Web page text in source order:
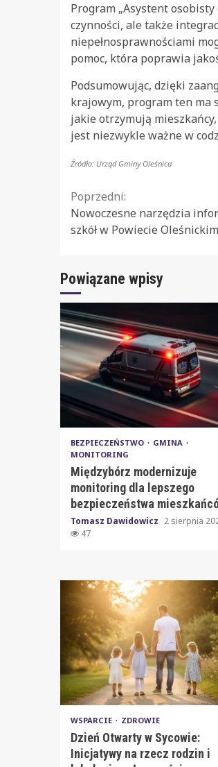
Program „Asystent
czynności, ale także
niepełnosprawnościami
pomoc, która poprawia
Podsumowując, dzięki
krajowym, program ten ma
jakie otrzymują
jest niezwykle ważne w
Źródło: Urząd Gminy Oleśnica
Continue
Reading
Poprzedni:
Nowoczesne narzędzia
szkół w Powiecie Oleśnickim
Powiązane wpisy
BEZPIECZEŃSTWO
GMINA
MONITORING
Międzybórz modernizuje
monitoring dla lepszego
bezpieczeństwa
Tomasz Dawidowicz 2 sierpnia
47
WSPARCIE ZDROWIE
Dzień Otwarty w Sycowie:
Inicjatywy na rzecz rodzin i